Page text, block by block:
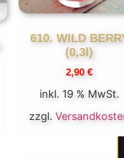
610. WILD
(0,3l)
2,90€
inkl. 19 % MwSt.
zzgl.